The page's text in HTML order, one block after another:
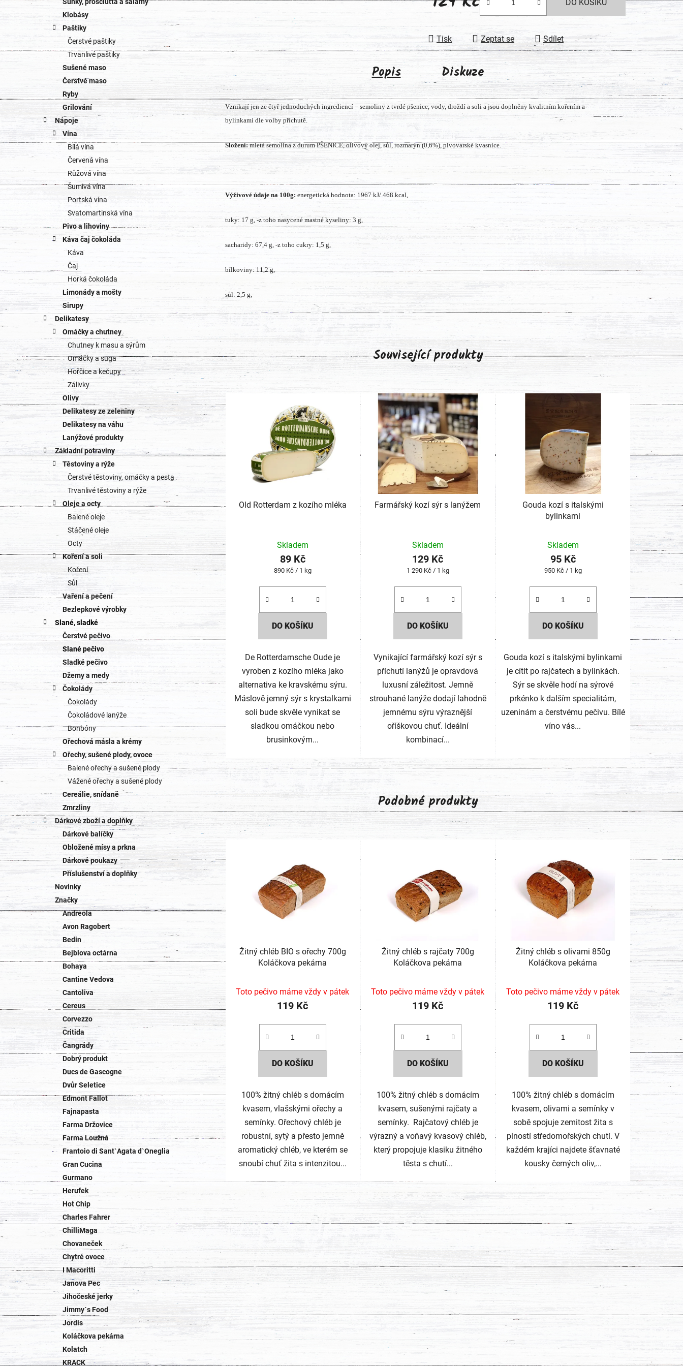
Klobásy
Paštiky
Čerstvé paštiky
Trvanlivé paštiky
Sušené maso
Čerstvé maso
Ryby
Grilování
Nápoje
Vína
Bílá vína
Červená vína
Růžová vína
Šumivá vína
Portská vína
Svatomartinská vína
Pivo a lihoviny
Káva čaj čokoláda
Káva
Čaj
Horká čokoláda
Limonády a mošty
Sirupy
Delikatesy
Omáčky a chutney
Chutney k masu a sýrům
Omáčky a suga
Hořčice a kečupy
Zálivky
Olivy
Delikatesy ze zeleniny
Delikatesy na váhu
Lanýžové produkty
Základní potraviny
Těstoviny a rýže
Čerstvé těstoviny, omáčky a pesta
Trvanlivé těstoviny a rýže
Oleje a octy
Balené oleje
Stáčené oleje
Octy
Koření a soli
Koření
Sůl
Vaření a pečení
Bezlepkové výrobky
Slané, sladké
Čerstvé pečivo
Slané pečivo
Sladké pečivo
Džemy a medy
Čokolády
Čokolády
Čokoládové lanýže
Bonbóny
Ořechová másla a krémy
Ořechy, sušené plody, ovoce
Balené ořechy a sušené plody
Vážené ořechy a sušené plody
Cereálie, snídaně
Zmrzliny
Dárkové zboží a doplňky
Dárkové balíčky
Obložené mísy a prkna
Dárkové poukazy
Příslušenství a doplňky
Novinky
Značky
Andreola
Avon Ragobert
Bedin
Bejblova octárna
Bohaya
Cantine Vedova
Cantoliva
Cereus
Corvezzo
Critida
Čangrády
Dobrý produkt
Ducs de Gascogne
Dvůr Seletice
Edmont Fallot
Fajnapasta
Farma Držovice
Farma Loužná
Frantoio di Sant`Agata d`Oneglia
Gran Cucina
Gurmano
Herufek
Hot Chip
Charles Fahrer
ChilliMaga
Chovaneček
Chytré ovoce
I Macoritti
Janova Pec
Jihočeské jerky
Jimmy´s Food
Jordis
Koláčkova pekárna
Kolatch
KRACK
Měrná cena:
DO KOŠÍKU
Tisk Zeptat se Sdílet
Popis Diskuze
Vznikají jen ze čtyř jednoduchých ingrediencí – semoliny z tvrdé pšenice, vody, droždí a soli a jsou doplněny kvalitním kořením a
bylinkami dle volby příchutě.
Složení:mletá semolina z durum PŠENICE, olivový olej, sůl, rozmarýn (0,6%), pivovarské kvasnice.
Výživové údaje na 100g: energetická hodnota: 1967 kJ/ 468 kcal,
tuky: 17 g, -z toho nasycené mastné kyseliny: 3 g,
sacharidy: 67,4 g, -z toho cukry: 1,5 g,
bílkoviny: 11,2 g,
sůl: 2,5 g,
Související produkty
Old Rotterdam z kozího mléka
Skladem
89 Kč
Měrná
890 Kč / 1 kg
DO KOŠÍKU
De Rotterdamsche Oude je
vyroben z kozího mléka jako
alternativa ke kravskému sýru.
Máslově jemný sýr s krystalkami
soli bude skvěle vynikat se
sladkou omáčkou nebo
brusinkovým...
Farmářský kozí sýr s lanýžem
Skladem
129 Kč
Měrná
1 290 Kč / 1 kg
DO KOŠÍKU
Vynikající farmářský kozí sýr s
příchutí lanýžů je opravdová
luxusní záležitost. Jemně
strouhané lanýže dodají lahodně
jemnému sýru výraznější
oříškovou chuť. Ideální
kombinací...
Gouda kozí s italskými
bylinkami
hodnocení
produktu
z
5
Skladem
95 Kč
Měrná
950 Kč / 1 kg
DO KOŠÍKU
Gouda kozí s italskými bylinkami
je cítit po rajčatech a bylinkách.
Sýr se skvěle hodí na sýrové
prkénko k dalším specialitám,
uzeninám a čerstvému pečivu. Bílé
víno vás...
Podobné produkty
Žitný chléb BIO s ořechy 700g
Koláčkova pekárna
hodnocení
produktu
je
5,0
z
5
hvězdiček.
Toto pečivo máme vždy v pátek
119 Kč
DO KOŠÍKU
100% žitný chléb s domácím
kvasem, vlašskými ořechy a
semínky. Ořechový chléb je
robustní, sytý a přesto jemně
aromatický chléb, ve kterém se
snoubí chuť žita s intenzitou...
Žitný chléb s rajčaty 700g
Koláčkova pekárna
Toto pečivo máme vždy v pátek
119 Kč
DO KOŠÍKU
100% žitný chléb s domácím
kvasem, sušenými rajčaty a
semínky. Rajčatový chléb je
výrazný a voňavý kvasový chléb,
který propojuje klasiku žitného
těsta s chutí...
Žitný chléb s olivami 850g
Koláčkova pekárna
Toto pečivo máme vždy v pátek
119 Kč
DO KOŠÍKU
100% žitný chléb s domácím
kvasem, olivami a semínky v
sobě spojuje zemitost žita s
plností středomořských chutí. V
každém krajíci najdete šťavnaté
kousky černých oliv,...